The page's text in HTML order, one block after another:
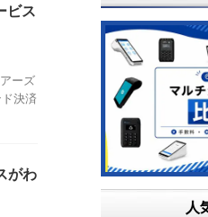
ビス
ーズ
決済
がわ
人